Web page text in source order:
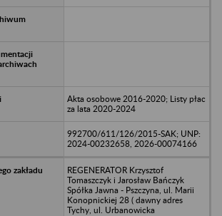
Akta osobowe 2016-2020; Listy płac
za lata 2020-2024
992700/611/126/2015-SAK; UNP:
2024-00232658, 2026-00074166
REGENERATOR Krzysztof
Tomaszczyk i Jarosław Bańczyk
Spółka Jawna - Pszczyna, ul. Marii
Konopnickiej 28 ( dawny adres
Tychy, ul. Urbanowicka